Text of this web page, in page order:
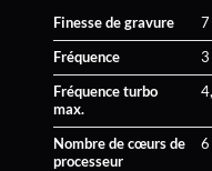
Finesse de gravure 7
Fréquence 3
Fréquence turbo
max.
Nombre de cœurs de
processeur
6